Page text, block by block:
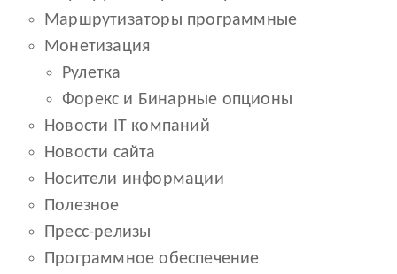
Маршрутизаторы программные
Монетизация
Рулетка
Форекс и Бинарные опционы
Новости IT компаний
Новости сайта
Носители информации
Полезное
Пресс-релизы
Программное обеспечение